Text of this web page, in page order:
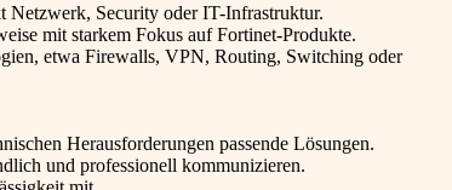
Netzwerk, Security oder IT-Infrastruktur.
mit starkem Fokus auf Fortinet-Produkte.
etwa Firewalls, VPN, Routing, Switching oder
Herausforderungen passende Lösungen.
und professionell kommunizieren.